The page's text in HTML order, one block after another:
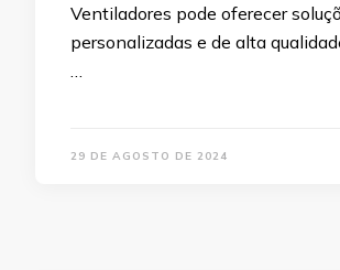
Ventiladores pode oferecer
personalizadas e de alta
29 DE AGOSTO DE 2024